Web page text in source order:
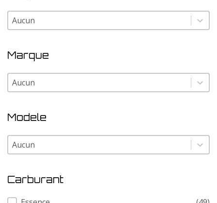
Pays
Pays
Marque
Marque
Marque
Modele
Modele
Modele
Carburant